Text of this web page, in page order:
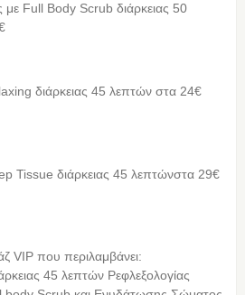
Full Body Scrub διάρκειας 50
διάρκειας 45 λεπτών στα 24€
Tissue διάρκειας 45 λεπτώνστα 29€
VIP που περιλαμβάνει:
45 λεπτών Ρεφλεξολογίας